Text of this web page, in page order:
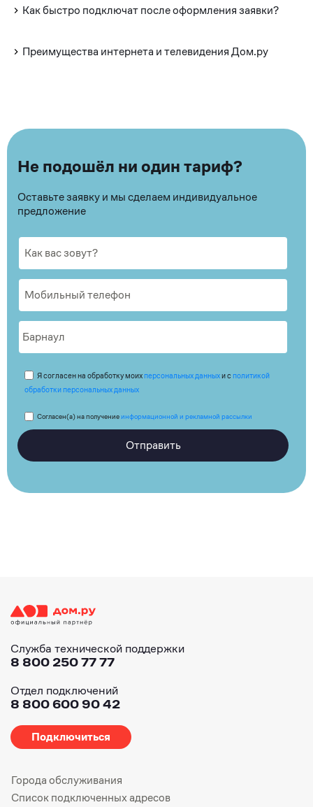
Как быстро подключат после оформления заявки?
Преимущества интернета и телевидения Дом.ру
Не подошёл ни один тариф?
Оставьте заявку и мы сделаем индивидуальное
предложение
Я согласен на обработку моих персональных данныхи с политикой
обработки персональных данных
Согласен(а) на получениеинформационной и рекламной рассылки
Отправить
Служба технической поддержки
8 800 250 77 77
Отдел подключений
8 800 600 90 42
Подключиться
Города обслуживания
Список подключенных адресов